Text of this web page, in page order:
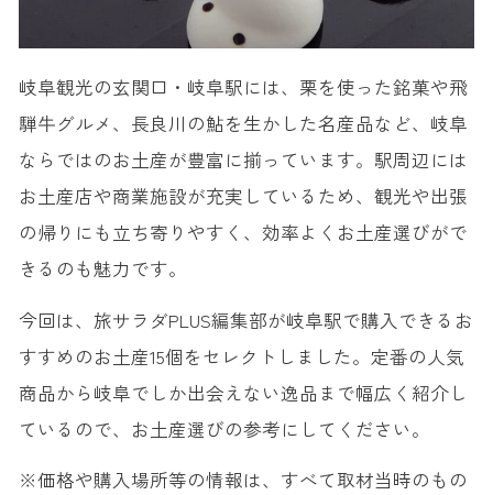
岐阜観光の玄関口・岐阜駅には、栗を使った銘菓や飛
騨牛グルメ、長良川の鮎を生かした名産品など、岐阜
ならではのお土産が豊富に揃っています。駅周辺には
お土産店や商業施設が充実しているため、観光や出張
の帰りにも立ち寄りやすく、効率よくお土産選びがで
きるのも魅力です。
今回は、旅サラダPLUS編集部が岐阜駅で購入できるお
すすめのお土産15個をセレクトしました。定番の人気
商品から岐阜でしか出会えない逸品まで幅広く紹介し
ているので、お土産選びの参考にしてください。
※価格や購入場所等の情報は、すべて取材当時のもの